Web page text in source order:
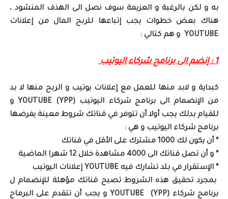
به و لكن بالرغبة و العزيمة سوف نصل الى الهذف المنشود ،
هناك بعض خطوات يجب إتباعها للربح المال من إعلانات
YOUTUBE و هم كتالي :
1 : إنضم الى برنامج شركاء اليوتيب
كبداية و لابد منها للعمل مع إعلانات يوتيب و الربح منها لا بد
من الإنضمام الى برنامج شركاء اليوتيب YOUTUBE (YPP) و
للقيام بدلك يجب أولا أن تتوفر في قناتك شروط معينة يفرضها
برنامج شركاء اليوتيب و هي :
* أن يكون لك 1000 مشترك على الأقل في قناتك
* و أن تصل قناتك الى 4000 مشاهدة خلال 12 شهرا الماضية
* الإستقرار في بلد تشارك فيه YOUTUBE إعلانات اليوتيب
بمجرد تحقيق هذه الشروط تصبح قناتك مؤهلة للإنضمام ل
برنامج شركاء YOUTUBE (YPP) و يجب أن تتقدم على البرماج